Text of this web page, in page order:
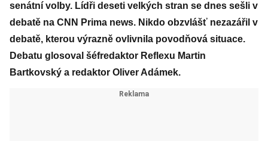
senátní volby. Lídři deseti velkých stran se dnes sešli v
debatě na CNN Prima news. Nikdo obzvlášť nezazářil v
debatě, kterou výrazně ovlivnila povodňová situace.
Debatu glosoval šéfredaktor Reflexu Martin
Bartkovský a redaktor Oliver Adámek.